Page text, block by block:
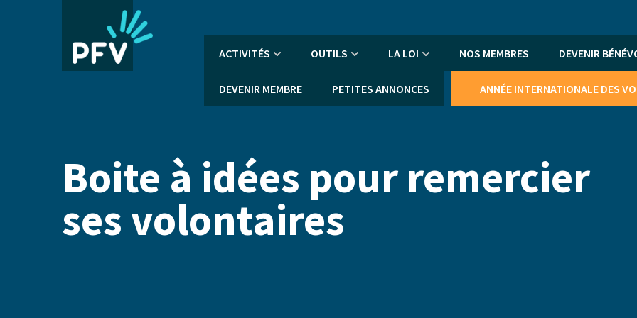
Navigation
ACTIVITÉS OUTILS LA LOI NOS MEMBRES DEVENIR
DEVENIR MEMBRE PETITES ANNONCES ANNÉE INTERNATIONALE DES
Boite à idées pour remercier
ses volontaires